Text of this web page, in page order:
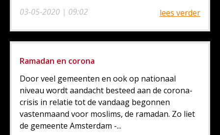
03-05-2020 | 09:02
lees verder
Ramadan en corona
Door veel gemeenten en ook op nationaal
niveau wordt aandacht besteed aan de corona-
crisis in relatie tot de vandaag begonnen
vastenmaand voor moslims, de ramadan. Zo liet
de gemeente Amsterdam -...